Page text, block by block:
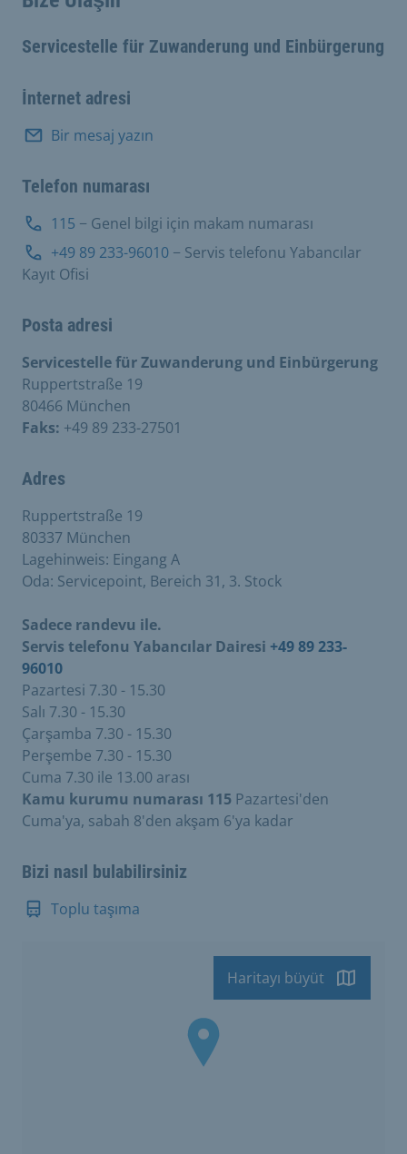
Servicestelle für Zuwanderung und Einbürgerung
İnternet adresi
Bir mesaj yazın
Telefon numarası
115 − Genel bilgi için makam numarası
+49 89 233-96010 − Servis telefonu Yabancılar
Kayıt Ofisi
Posta adresi
Servicestelle für Zuwanderung und Einbürgerung
Ruppertstraße 19
80466 München
Faks: +49 89 233-27501
Adres
Ruppertstraße 19
80337 München
Lagehinweis: Eingang A
Oda: Servicepoint, Bereich 31, 3. Stock
Sadece randevu ile.
Servis telefonu Yabancılar Dairesi +49 89 233-
96010
Pazartesi 7.30 - 15.30
Salı 7.30 - 15.30
Çarşamba 7.30 - 15.30
Perşembe 7.30 - 15.30
Cuma 7.30 ile 13.00 arası
Kamu kurumu numarası 115 Pazartesi'den
Cuma'ya, sabah 8'den akşam 6'ya kadar
Bizi nasıl bulabilirsiniz
Toplu taşıma
Haritayı büyüt